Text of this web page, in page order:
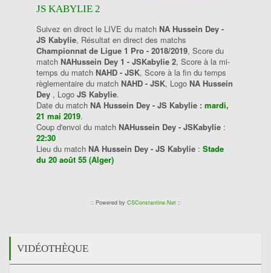
JS KABYLIE 2
Suivez en direct le LIVE du match NA Hussein Dey -
JS Kabylie, Résultat en direct des matchs
Championnat de Ligue 1 Pro - 2018/2019, Score du
match NAHussein Dey 1 - JSKabylie 2, Score à la mi-
temps du match NAHD - JSK, Score à la fin du temps
règlementaire du match NAHD - JSK, Logo NA Hussein
Dey , Logo JS Kabylie.
Date du match NA Hussein Dey - JS Kabylie : mardi,
21 mai 2019.
Coup d'envoi du match NAHussein Dey - JSKabylie :
22:30
Lieu du match NA Hussein Dey - JS Kabylie : Stade
du 20 août 55 (Alger)
:: Powered by CSConstantine.Net::
VIDÉOTHÈQUE